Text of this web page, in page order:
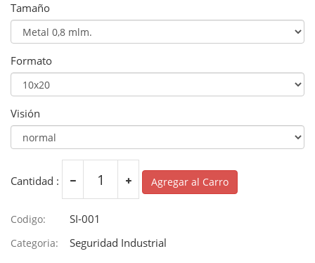
Tamaño
Formato
Visión
Cantidad : Agregar al Carro
Codigo: SI-001
Categoria: Seguridad Industrial